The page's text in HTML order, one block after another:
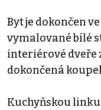
Byt je dokončen
vymalované bílé
interiérové dveře
dokončená
Kuchyňskou